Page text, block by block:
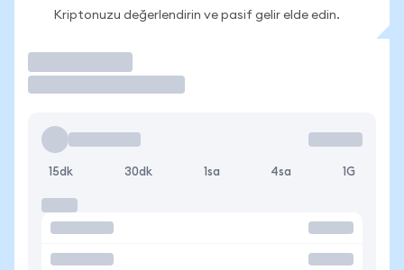
Kriptonuzu değerlendirin ve pasif gelir elde edin.
15dk 30dk 1sa 4sa 1G